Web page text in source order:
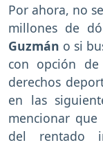
Por ahora, no
millones de
Guzmán o si
con opción
derechos
en las
mencionar
del rentado